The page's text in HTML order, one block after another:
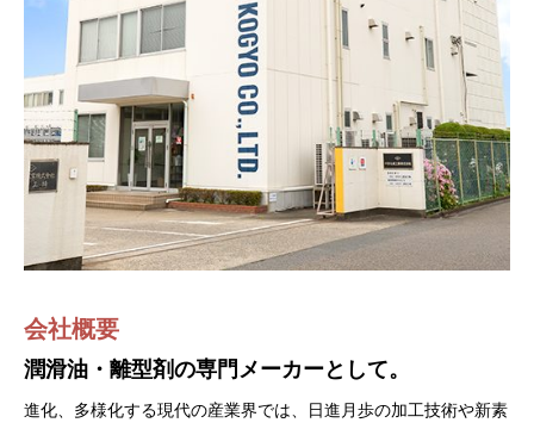
会社概要
潤滑油・離型剤の専門メーカーとして。
進化、多様化する現代の産業界では、日進月歩の加工技術や新素
沿革
専門メーカーとして進化し続けた足跡。
昭和23年の創業以来、独自技術を磨き上げ、確かな技術と知識を
CSR
事業活動を通じ、社会に貢献するCSRの取り組み
を紹介します。